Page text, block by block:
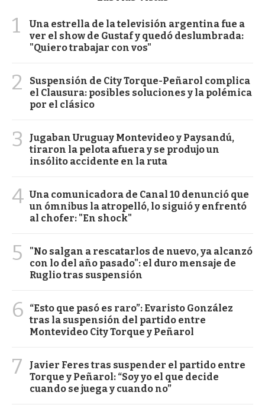
1
Una estrella de la televisión argentina fue a
ver el show de Gustaf y quedó deslumbrada:
"Quiero trabajar con vos"
2
Suspensión de City Torque-Peñarol complica
el Clausura: posibles soluciones y la polémica
por el clásico
3
Jugaban Uruguay Montevideo y Paysandú,
tiraron la pelota afuera y se produjo un
insólito accidente en la ruta
4 Una comunicadora de Canal 10 denunció que
un ómnibus la atropelló, lo siguió y enfrentó
al chofer: "En shock"
5
"No salgan a rescatarlos de nuevo, ya alcanzó
con lo del año pasado": el duro mensaje de
Ruglio tras suspensión
6
“Esto que pasó es raro”: Evaristo González
tras la suspensión del partido entre
Montevideo City Torque y Peñarol
7
Javier Feres tras suspender el partido entre
Torque y Peñarol: “Soy yo el que decide
cuando se juega y cuando no”